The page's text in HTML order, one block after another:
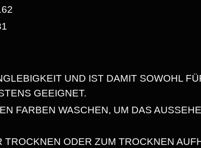
8
€
UND IST DAMIT SOWOHL
GEEIGNET.
FARBEN WASCHEN, UM DAS
ODER ZUM TROCKNEN